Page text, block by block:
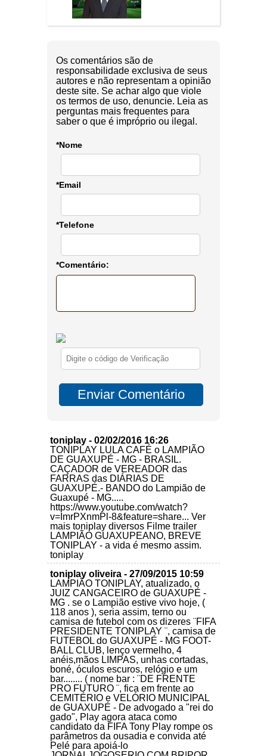
Os comentários são de
responsabilidade exclusiva de seus
autores e não representam a opinião
deste site. Se achar algo que viole
os termos de uso, denuncie. Leia as
perguntas mais frequentes para
saber o que é impróprio ou ilegal.
*Nome
*Email
*Telefone
*Comentário:
toniplay - 02/02/2016 16:26
TONIPLAY LULA CAFÉ o LAMPIÃO
DE GUAXUPÉ - MG - BRASIL.
CAÇADOR de VEREADOR das
FARRAS das DIÁRIAS DE
GUAXUPÉ.- BANDO do Lampião de
Guaxupé - MG.....
https://www.youtube.com/watch?
v=ImrPXnmPl-8&feature=share... Ver
mais toniplay diversos Filme trailer
LAMPIÃO GUAXUPEANO, BREVE
TONIPLAY - a vida é mesmo assim.
toniplay
toniplay oliveira - 27/09/2015 10:59
LAMPIÃO TONIPLAY, atualizado, o
JUIZ CANGACEIRO de GUAXUPÉ -
MG . se o Lampião estive vivo hoje, (
118 anos ), seria assim, terno ou
camisa de futebol com os dizeres ¨FIFA
PRESIDENTE TONIPLAY ¨, camisa de
FUTEBOL do GUAXUPÉ - MG FOOT-
BALL CLUB, lenço vermelho, 4
anéis,mãos LIMPAS, unhas cortadas,
boné, óculos escuros, relógio e um
bar........ ( nome bar : ¨DE FRENTE
PRO FUTURO ¨, fica em frente ao
CEMITÉRIO e VELÓRIO MUNICIPAL
de GUAXUPÉ - De advogado a "rei do
gado", Play agora ataca como
candidato da FIFA Tony Play rompe os
parâmetros da ousadia e convida até
Pelé para apoiá-lo